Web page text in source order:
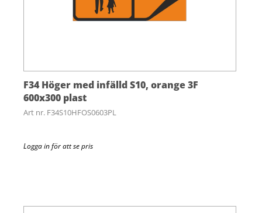
F34 Höger med infälld S10, orange 3F
600x300 plast
Art nr. F34S10HFOS0603PL
Logga in för att se pris